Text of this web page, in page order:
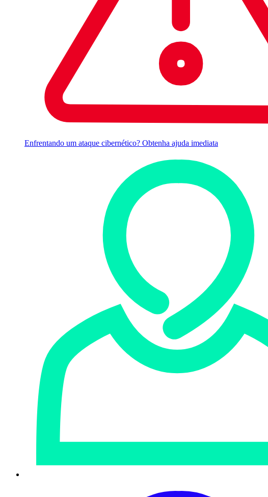
Enfrentando um ataque cibernético? Obtenha ajuda imediata